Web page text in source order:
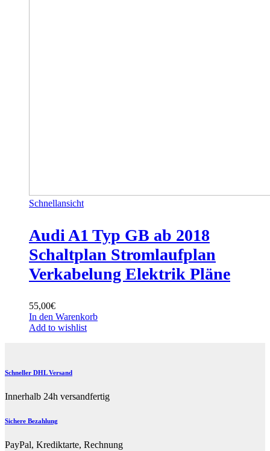
Schnellansicht
Audi A1 Typ GB ab 2018
Schaltplan Stromlaufplan
Verkabelung Elektrik Pläne
55,00€
In den Warenkorb
Add to wishlist
Schneller DHL Versand
Innerhalb 24h versandfertig
Sichere Bezahlung
PayPal, Krediktarte, Rechnung